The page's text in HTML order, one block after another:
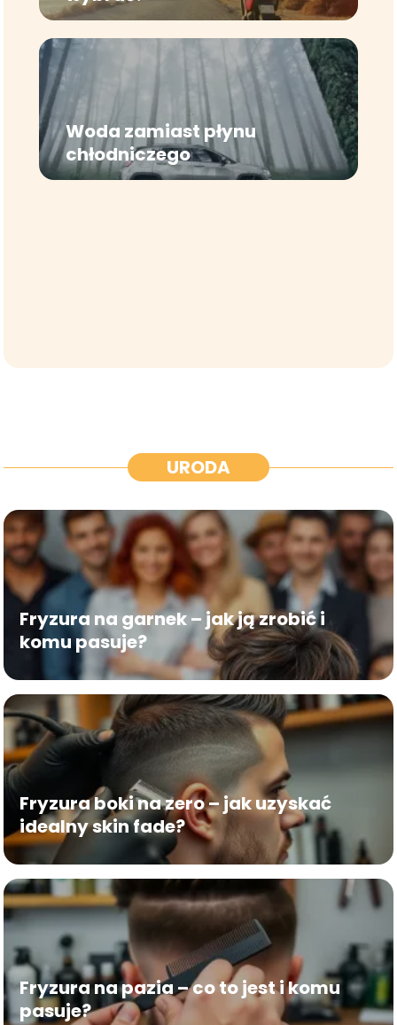
Woda zamiast płynu
chłodniczego
URODA
Fryzura na garnek – jak ją zrobić i
komu pasuje?
Fryzura boki na zero – jak uzyskać
idealny skin fade?
Fryzura na pazia – co to jest i komu
pasuje?